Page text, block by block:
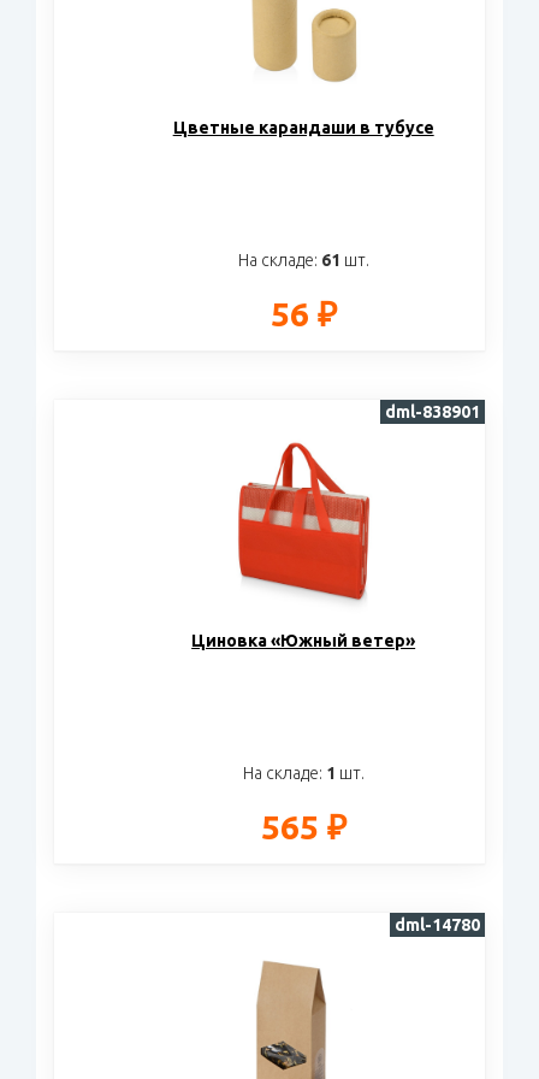
Цветные карандаши в тубусе
На складе: 61 шт.
56 ₽
Циновка «Южный ветер»
На складе: 1 шт.
565 ₽
dml-838901
dml-14780